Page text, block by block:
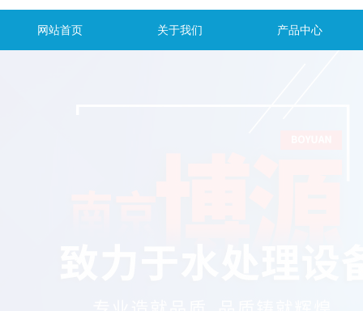
网站首页 关于我们 产品中心